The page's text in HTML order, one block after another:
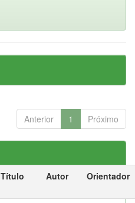
Anterior 1 Próximo
Título Autor Orientador